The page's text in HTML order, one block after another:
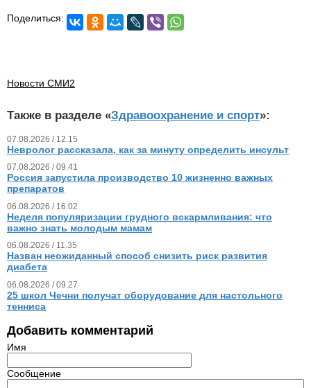
Поделиться:
Новости СМИ2
Также в разделе «Здравоохранение и спорт»:
07.08.2026 / 12.15
Невролог рассказала, как за минуту определить инсульт
07.08.2026 / 09.41
Россия запустила производство 10 жизненно важных
препаратов
06.08.2026 / 16.02
Неделя популяризации грудного вскармливания: что
важно знать молодым мамам
06.08.2026 / 11.35
Назван неожиданный способ снизить риск развития
диабета
06.08.2026 / 09.27
25 школ Чечни получат оборудование для настольного
тенниса
Добавить комментарий
Имя
Сообщение